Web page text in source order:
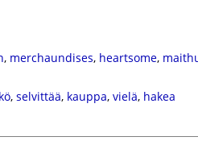
, merchaundises, heartsome,
, selvittää, kauppa, vielä, hakea